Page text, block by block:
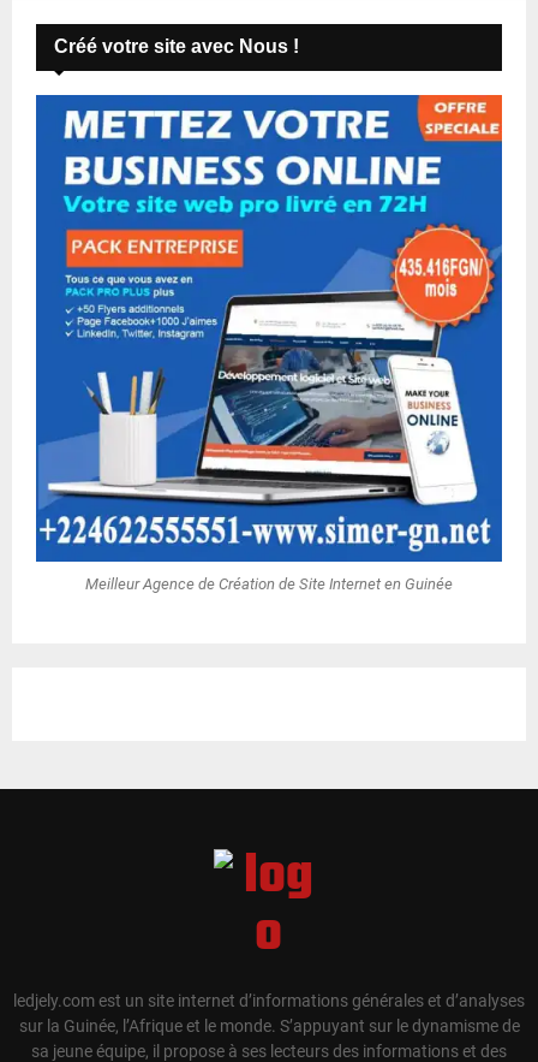
Créé votre site avec Nous !
Meilleur Agence de Création de Site Internet en Guinée
ledjely.com est un site internet d’informations générales et d’analyses
sur la Guinée, l’Afrique et le monde. S’appuyant sur le dynamisme de
sa jeune équipe, il propose à ses lecteurs des informations et des